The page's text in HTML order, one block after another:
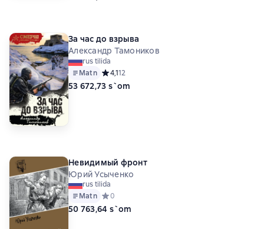
За час до взрыва
Александр Тамоников
rus tilida
Matn Средний рейтинг 4,1 на основе 12 оценок
4,112
53 672,73 s`om
Невидимый фронт
Юрий Усыченко
rus tilida
Matn Средний рейтинг 0 на основе 0 оценок
0
50 763,64 s`om